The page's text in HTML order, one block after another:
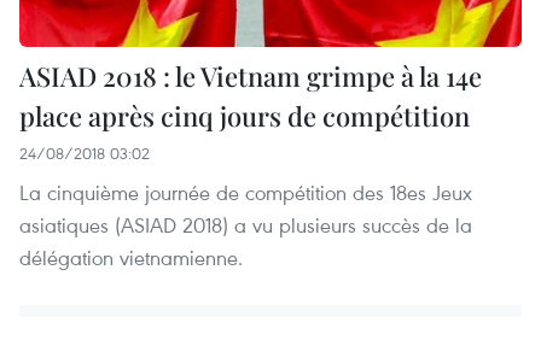
ASIAD 2018 : le Vietnam grimpe à la 14e
place après cinq jours de compétition
24/08/2018 03:02
La cinquième journée de compétition des 18es Jeux
asiatiques (ASIAD 2018) a vu plusieurs succès de la
délégation vietnamienne.